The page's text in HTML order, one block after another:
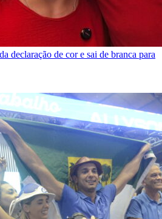
declaração de cor e sai de branca para